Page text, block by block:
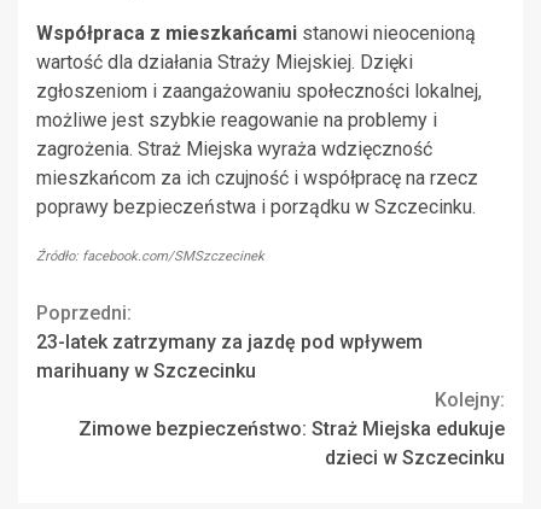
Współpraca z mieszkańcami stanowi nieocenioną
wartość dla działania Straży Miejskiej. Dzięki
zgłoszeniom i zaangażowaniu społeczności lokalnej,
możliwe jest szybkie reagowanie na problemy i
zagrożenia. Straż Miejska wyraża wdzięczność
mieszkańcom za ich czujność i współpracę na rzecz
poprawy bezpieczeństwa i porządku w Szczecinku.
Źródło: facebook.com/SMSzczecinek
Continue
Reading
Poprzedni:
23-latek zatrzymany za jazdę pod wpływem
marihuany w Szczecinku
Kolejny:
Zimowe bezpieczeństwo: Straż Miejska edukuje
dzieci w Szczecinku